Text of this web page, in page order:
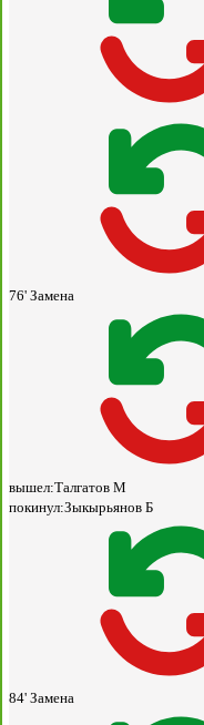
76' Замена
вышел:Талгатов М
покинул:Зыкырьянов Б
84' Замена